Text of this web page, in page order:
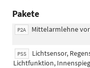
Pakete
P2A
Mittelarmlehne
PSS
Lichtsensor,
Lichtfunktion,